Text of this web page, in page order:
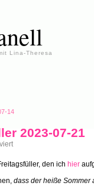
Lina-Theresa
14
2023-07-21
für
07-
den ich hier
dass der heiße Sommer